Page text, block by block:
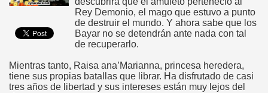
Rey Demonio, el mago que estuvo a punto
de destruir el mundo. Y ahora sabe que los
Bayar no se detendrán ante nada con tal
de recuperarlo.
Mientras tanto, Raisa ana’Marianna, princesa heredera,
tiene sus propias batallas que librar. Ha disfrutado de casi
tres años de libertad y sus intereses están muy lejos del